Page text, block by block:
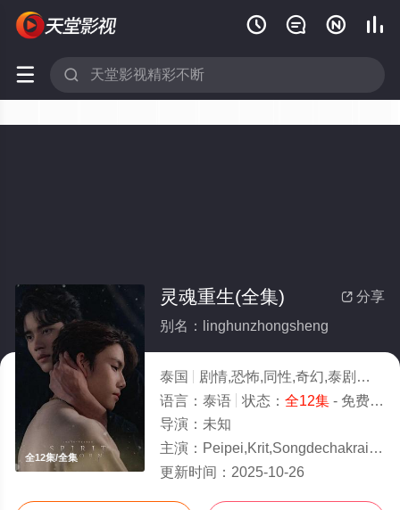
   
 
全12集/全集
 分享
灵魂重生(全集)
别名：linghunzhongsheng
泰国 剧情,恐怖,同性,奇幻,泰剧
2025
语言： 泰语 状态： 全12集- 免费在线观看
导演： 未知
主演： Peipei,Krit,Songdechakraiwut,苏帕奇普·查纳派,Rang,Jirakith
更新时间： 2025-10-26